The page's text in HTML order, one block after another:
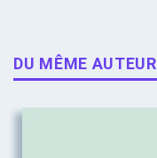
DU MÊME AUTEUR